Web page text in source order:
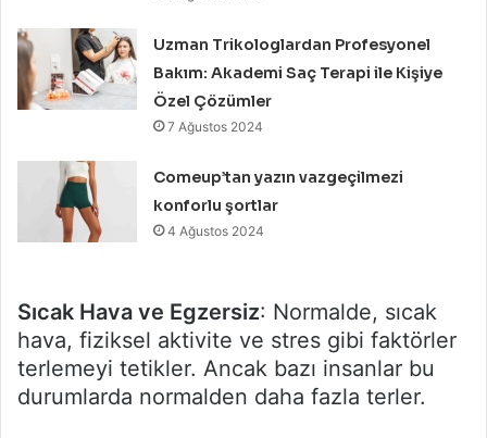
Uzman Trikologlardan Profesyonel
Bakım: Akademi Saç Terapi ile Kişiye
Özel Çözümler
7 Ağustos 2024
Comeup’tan yazın vazgeçilmezi
konforlu şortlar
4 Ağustos 2024
Sıcak Hava ve Egzersiz: Normalde, sıcak
hava, fiziksel aktivite ve stres gibi faktörler
terlemeyi tetikler. Ancak bazı insanlar bu
durumlarda normalden daha fazla terler.